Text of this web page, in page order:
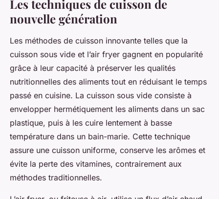
Les techniques de cuisson de
nouvelle génération
Les méthodes de cuisson innovante telles que la
cuisson sous vide et l’air fryer gagnent en popularité
grâce à leur capacité à préserver les qualités
nutritionnelles des aliments tout en réduisant le temps
passé en cuisine. La cuisson sous vide consiste à
envelopper hermétiquement les aliments dans un sac
plastique, puis à les cuire lentement à basse
température dans un bain-marie. Cette technique
assure une cuisson uniforme, conserve les arômes et
évite la perte des vitamines, contrairement aux
méthodes traditionnelles.